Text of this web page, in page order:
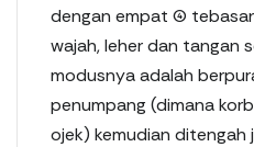
dengan empat (4)
wajah, leher dan tangan
modusnya adalah
penumpang (dimana
ojek) kemudian ditengah